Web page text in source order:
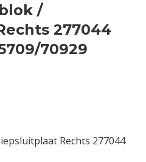
/
277044
70929
Rechts 277044